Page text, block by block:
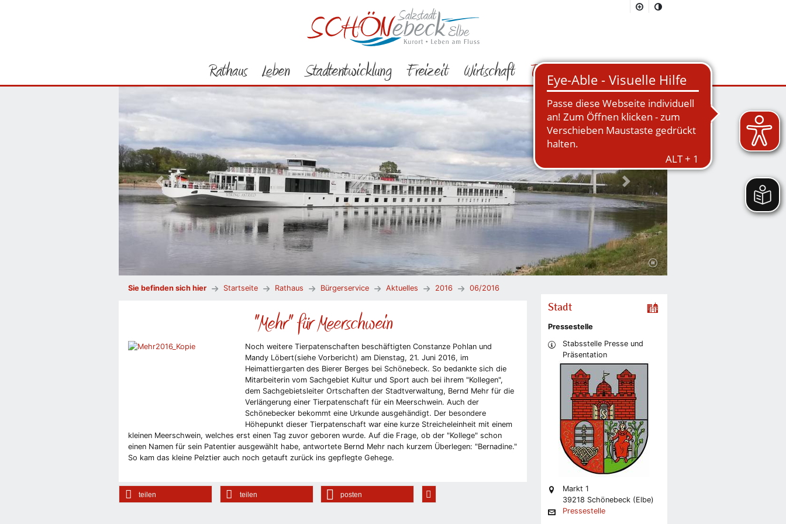
Rathaus Leben Stadtentwicklung Freizeit Wirtschaft Tourismus Suchmaske öffnen/schließen
Vorheriges Bild Nächstes Bild
Sie befinden sich hier Startseite Rathaus Bürgerservice Aktuelles 2016 06/2016
"Mehr" für Meerschwein
Noch weitere Tierpatenschaften beschäftigten Constanze Pohlan und
Mandy Löbert(siehe Vorbericht) am Dienstag, 21. Juni 2016, im
Heimattiergarten des Bierer Berges bei Schönebeck. So bedankte sich die
Mitarbeiterin vom Sachgebiet Kultur und Sport auch bei ihrem "Kollegen",
dem Sachgebietsleiter Ortschaften der Stadtverwaltung, Bernd Mehr für die
Verlängerung einer Tierpatenschaft für ein Meerschwein. Auch der
Schönebecker bekommt eine Urkunde ausgehändigt. Der besondere
Höhepunkt dieser Tierpatenschaft war eine kurze Streicheleinheit mit einem
kleinen Meerschwein, welches erst einen Tag zuvor geboren wurde. Auf die Frage, ob der "Kollege" schon
einen Namen für sein Patentier ausgewählt habe, antwortete Bernd Mehr nach kurzem Überlegen: "Bernadine."
So kam das kleine Pelztier auch noch getauft zurück ins gepflegte Gehege.
teilen teilen posten
Stadt
Pressestelle
Stabsstelle Presse und
Präsentation
Markt 1
39218 Schönebeck (Elbe)
Pressestelle